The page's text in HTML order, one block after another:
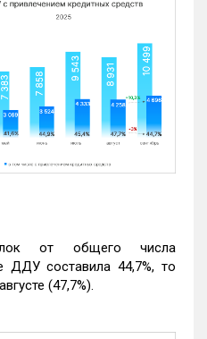
от общего числа
ДДУ составила 44,7%, то
(47,7%).